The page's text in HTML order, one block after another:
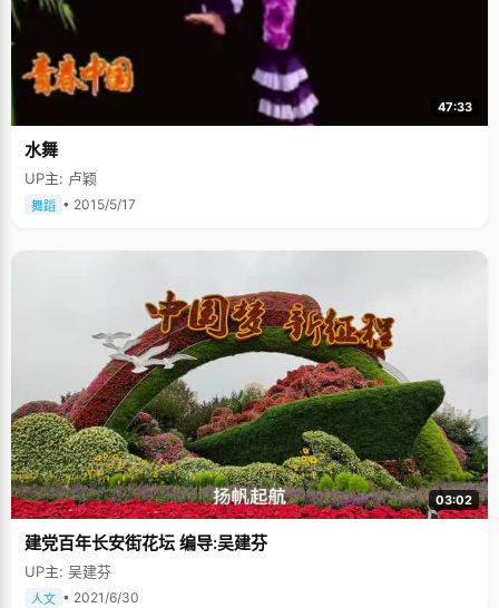
47:33
水舞
UP主: 卢颖
舞蹈 • 2015/5/17
03:02
建党百年长安街花坛 编导:吴建芬
UP主: 吴建芬
人文 • 2021/6/30